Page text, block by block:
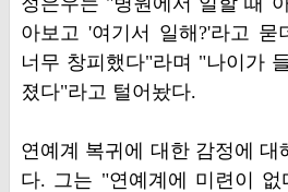
아보고 '여기서 일해?'라고 묻
너무 창피했다"라며 "나이가
졌다"라고 털어놨다.
연예계 복귀에 대한 감정에 대
다. 그는 "연예계에 미련이 없